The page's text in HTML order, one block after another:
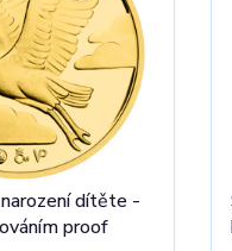
dítěte -
proof